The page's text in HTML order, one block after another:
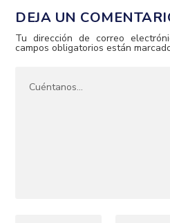
DEJA UN
Tu dirección de correo
campos obligatorios están